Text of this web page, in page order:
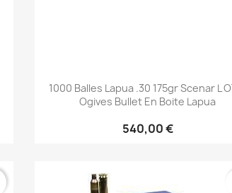
Aperçu rapide
1000 Balles Lapua .30 175gr Scenar L
Ogives Bullet En Boite Lapua
540,00 €